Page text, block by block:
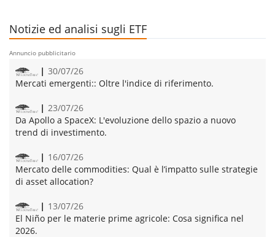
Notizie ed analisi sugli ETF
Annuncio pubblicitario
30/07/26
Mercati emergenti:: Oltre l'indice di riferimento.
23/07/26
Da Apollo a SpaceX: L'evoluzione dello spazio a nuovo
trend di investimento.
16/07/26
Mercato delle commodities: Qual è l’impatto sulle strategie
di asset allocation?
13/07/26
El Niño per le materie prime agricole: Cosa significa nel
2026.